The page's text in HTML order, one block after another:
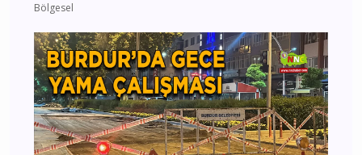
Bölgesel